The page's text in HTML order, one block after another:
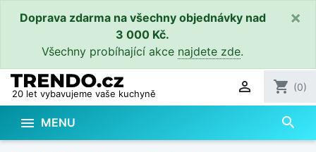
Doprava zdarma na všechny objednávky nad
3 000 Kč.
Všechny probíhající akce najdete zde.
×
20 let vybavujeme vaše kuchyně  shopping_cart (0)
 MENU search